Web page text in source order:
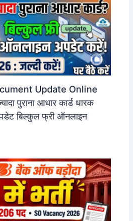
Update Online
पुराना आधार कार्ड धारक
बिल्कुल फ्री ऑनलाइन